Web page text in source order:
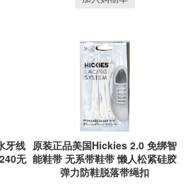
牙线
无
原装正品美国Hickies 2.0 免绑智
能鞋带 无系带鞋带 懒人松紧硅胶
弹力防鞋脱落带绳扣